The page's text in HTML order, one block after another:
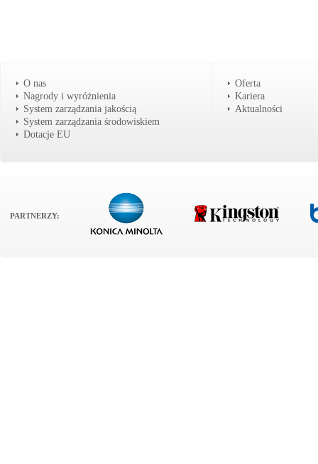
O nas
Nagrody i wyróżnienia
System zarządzania jakością
System zarządzania środowiskiem
Dotacje EU
Oferta
Kariera
Aktualności
PARTNERZY: